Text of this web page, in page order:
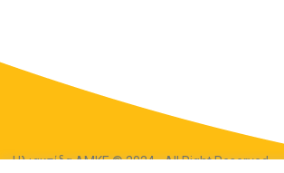
Ηλιακτίδα ΑΜΚΕ © 2024 - All Right Reserved